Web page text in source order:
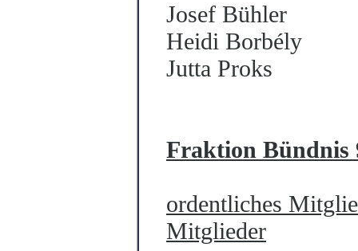
Josef Bühler
Heidi Borbély
Jutta Proks
Fraktion Bündnis
ordentliches
Mitglieder